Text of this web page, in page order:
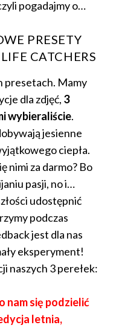
pogadajmy o…
PRESETY
CATCHERS
presetach. Mamy
dla zdjęć, 3
wybieraliście.
jesienne
ciepła.
nimi za darmo? Bo
pasji, no i…
udostępnić
podczas
jest dla nas
eksperyment!
naszych 3 perełek:
nam się podzielić
letnia,